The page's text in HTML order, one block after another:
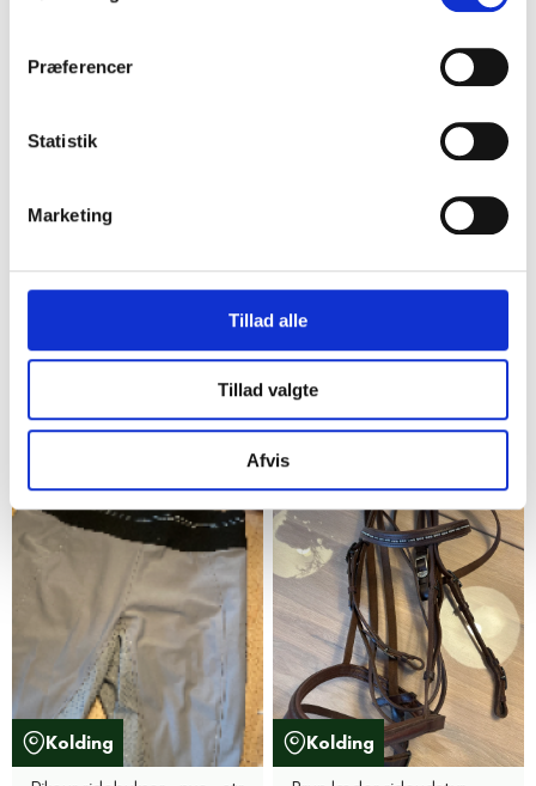
Præferencer
Statistik
Marketing
Tillad alle
Tillad valgte
Afvis
Ridebukser sorte str 46
70,00 kr.
Euro-Star Hvide
Bandager (4 stk)
50,00 kr.
5
Kolding
3
Kolding